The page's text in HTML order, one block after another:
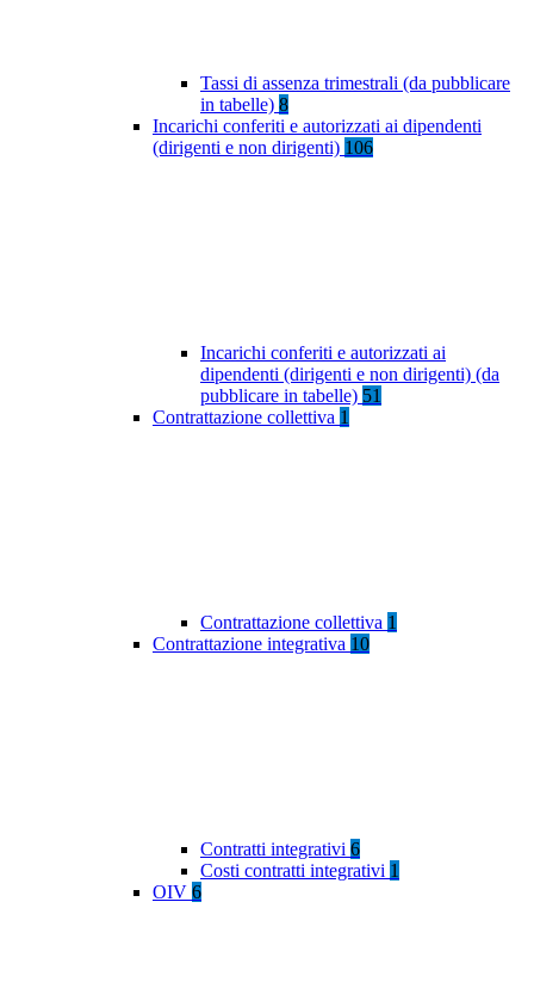
Tassi di assenza trimestrali (da pubblicare
in tabelle) 8
Incarichi conferiti e autorizzati ai dipendenti
(dirigenti e non dirigenti) 106
Incarichi conferiti e autorizzati ai
dipendenti (dirigenti e non dirigenti) (da
pubblicare in tabelle) 51
Contrattazione collettiva 1
Contrattazione collettiva 1
Contrattazione integrativa 10
Contratti integrativi 6
Costi contratti integrativi 1
OIV 6